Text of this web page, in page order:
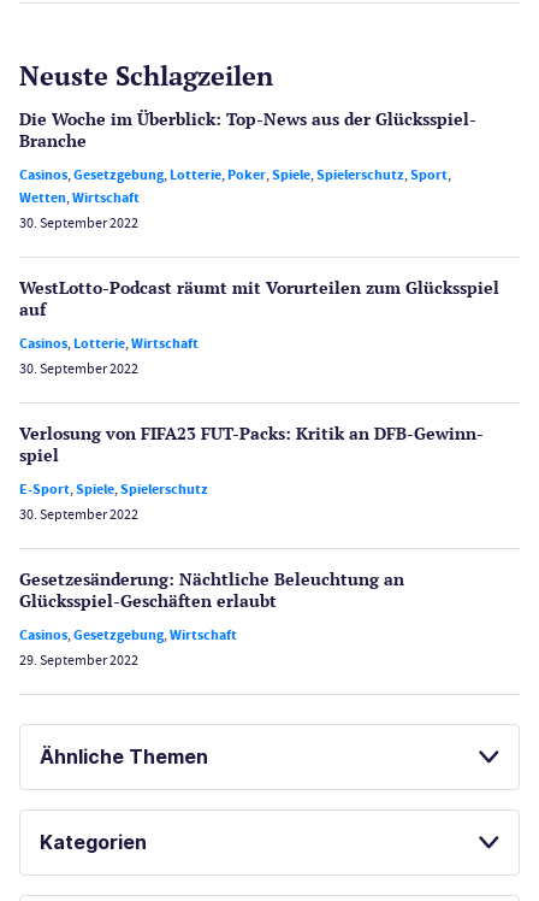
Neuste Schlagzeilen
Die Woche im Überblick: Top-News aus der Glücksspiel-
Branche
Casinos,Gesetzgebung,Lotterie,Poker,Spiele,Spielerschutz,Sport,
Wetten,Wirtschaft
30. September 2022
WestLotto-Podcast räumt mit Vorurteilen zum Glücksspiel
auf
Casinos,Lotterie,Wirtschaft
30. September 2022
Verlosung von FIFA23 FUT-Packs: Kritik an DFB-Gewinn­
spiel
E-Sport,Spiele,Spielerschutz
30. September 2022
Gesetzes­änderung: Nächtliche Beleuch­tung an
Glücksspiel-Geschäften erlaubt
Casinos,Gesetzgebung,Wirtschaft
29. September 2022
Ähnliche Themen
GLÜCKSSPIEL ONLINE
Kategorien